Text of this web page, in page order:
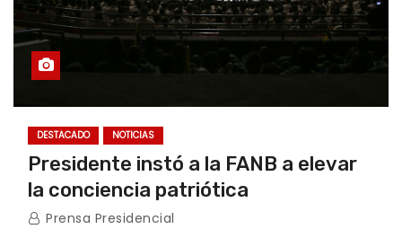
DESTACADO NOTICIAS
Presidente instó a la FANB a elevar
la conciencia patriótica
Prensa Presidencial